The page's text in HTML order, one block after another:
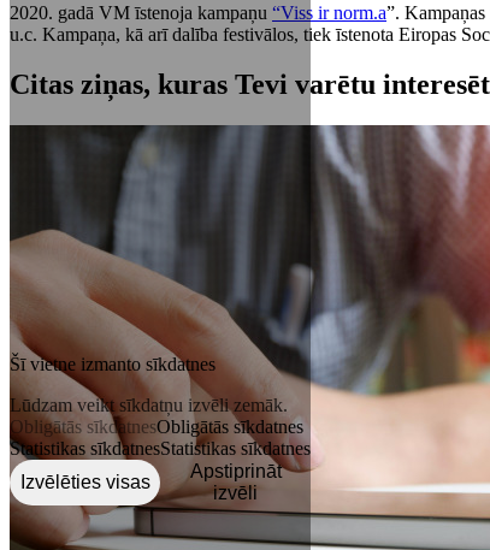
Šī vietne izmanto sīkdatnes
Lūdzam veikt sīkdatņu izvēli zemāk.
Obligātās sīkdatnesObligātās sīkdatnes
Statistikas sīkdatnesStatistikas sīkdatnes
Izvēlēties visas
Apstiprināt
izvēli
2020. gadā VM īstenoja kampaņu “Viss ir norm.a”.
u.c. Kampaņa, kā arī dalība festivālos, tiek īstenota Eiropas
Citas ziņas, kuras Tevi varētu interesēt